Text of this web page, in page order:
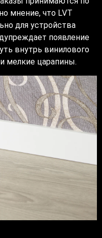
мнение, что LVT
для устройства
появление
внутрь винилового
мелкие царапины.